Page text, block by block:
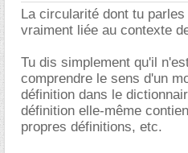
La circularité dont tu
vraiment liée au contexte
Tu dis simplement qu'il
comprendre le sens d'un
définition dans le
définition elle-même
propres définitions, etc.